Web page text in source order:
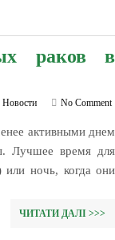
раков в
Новости No Comment
активными днем
Лучшее время для
ночь, когда они
ЧИТАТИ ДАЛІ >>>